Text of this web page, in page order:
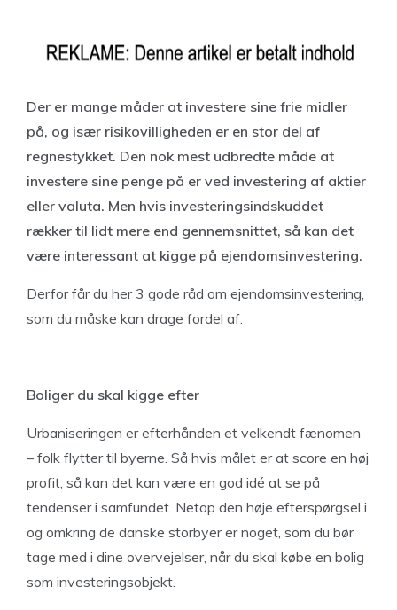
Der er mange måder at investere sine frie midler
på, og især risikovilligheden er en stor del af
regnestykket. Den nok mest udbredte måde at
investere sine penge på er ved investering af aktier
eller valuta. Men hvis investeringsindskuddet
rækker til lidt mere end gennemsnittet, så kan det
være interessant at kigge på ejendomsinvestering.
Derfor får du her 3 gode råd om ejendomsinvestering,
som du måske kan drage fordel af.
Boliger du skal kigge efter
Urbaniseringen er efterhånden et velkendt fænomen
– folk flytter til byerne. Så hvis målet er at score en høj
profit, så kan det kan være en god idé at se på
tendenser i samfundet. Netop den høje efterspørgsel i
og omkring de danske storbyer er noget, som du bør
tage med i dine overvejelser, når du skal købe en bolig
som investeringsobjekt.